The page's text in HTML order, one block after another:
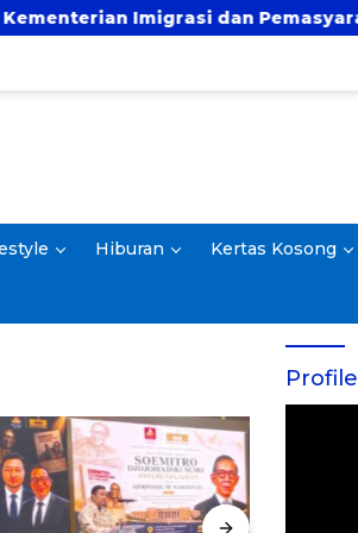
Imigrasi dan Pemasyarakatan RI
Hiburan Kertas Kosong
Profile